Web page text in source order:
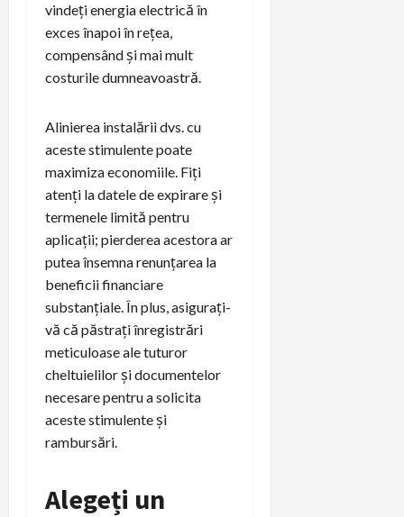
vindeți energia electrică în
exces înapoi în rețea,
compensând și mai mult
costurile dumneavoastră.
Alinierea instalării dvs. cu
aceste stimulente poate
maximiza economiile. Fiți
atenți la datele de expirare și
termenele limită pentru
aplicații; pierderea acestora ar
putea însemna renunțarea la
beneficii financiare
substanțiale. În plus, asigurați-
vă că păstrați înregistrări
meticuloase ale tuturor
cheltuielilor și documentelor
necesare pentru a solicita
aceste stimulente și
rambursări.
Alegeți un